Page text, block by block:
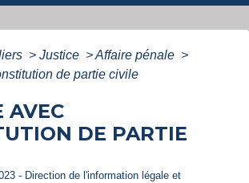
> Justice >Affaire pénale >
de partie civile
AVEC
DE PARTIE
- Direction de l'information légale et